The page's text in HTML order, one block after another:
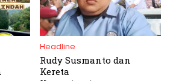
Headline
Rudy Susmanto dan
Kereta